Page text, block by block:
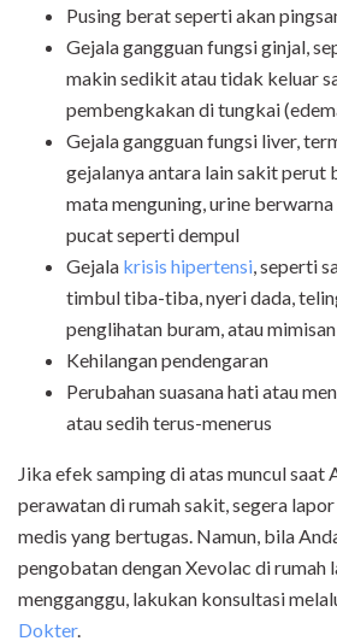
Pusing berat seperti akan
Gejala gangguan fungsi ginjal,
makin sedikit atau tidak keluar
pembengkakan di tungkai
Gejala gangguan fungsi liver,
gejalanya antara lain sakit perut
mata menguning, urine
pucat seperti dempul
Gejala krisis hipertensi, seperti
timbul tiba-tiba, nyeri dada,
penglihatan buram, atau mimisan
Kehilangan pendengaran
Perubahan suasana hati atau
atau sedih terus-menerus
Jika efek samping di atas muncul saat
perawatan di rumah sakit, segera
medis yang bertugas. Namun, bila
pengobatan dengan Xevolac di rumah
mengganggu, lakukan konsultasi
Dokter.